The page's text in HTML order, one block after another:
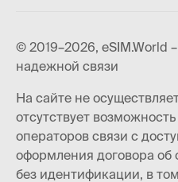
© 2019–2026, eSIM.World
надежной связи
На сайте не
отсутствует
операторов связи с
оформления договора об
без идентификации, в